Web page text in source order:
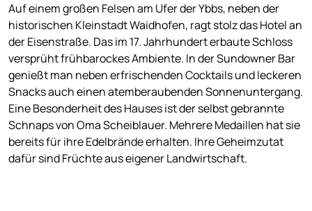
Auf einem großen Felsen am Ufer der Ybbs, neben der
historischen Kleinstadt Waidhofen, ragt stolz das Hotel an
der Eisenstraße. Das im 17. Jahrhundert erbaute Schloss
versprüht frühbarockes Ambiente. In der Sundowner Bar
genießt man neben erfrischenden Cocktails und leckeren
Snacks auch einen atemberaubenden Sonnenuntergang.
Eine Besonderheit des Hauses ist der selbst gebrannte
Schnaps von Oma Scheiblauer. Mehrere Medaillen hat sie
bereits für ihre Edelbrände erhalten. Ihre Geheimzutat
dafür sind Früchte aus eigener Landwirtschaft.